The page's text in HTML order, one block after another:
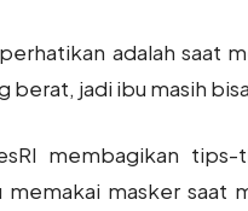
adalah saat
berat, jadi ibu masih
membagikan
memakai masker saat